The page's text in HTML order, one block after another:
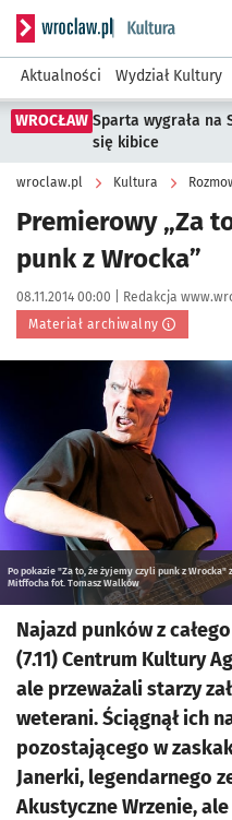
Serwis informacyjny
Aktualności Wydział Kultury
WROCŁAW Sparta wygrała na
się kibice
wroclaw.pl Kultura
Premierowy „Za
punk z Wrocka”
Data publikacji:
08.11.2014 00:00 | Autor:
Redakcja
Materiał archiwalny
Kliknij, aby powiększyć
Po pokazie "Za to, że żyjemy czyli punk z
Mitffocha fot. Tomasz Walków
Najazd punków z
(7.11) Centrum Kultury
ale przeważali starzy
weterani. Ściągnął ich
pozostającego w
Janerki, legendarnego
Akustyczne Wrzenie,